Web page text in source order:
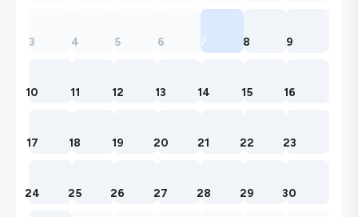
3 4 5 6 7 8 9
10 11 12 13 14 15 16
17 18 19 20 21 22 23
24 25 26 27 28 29 30